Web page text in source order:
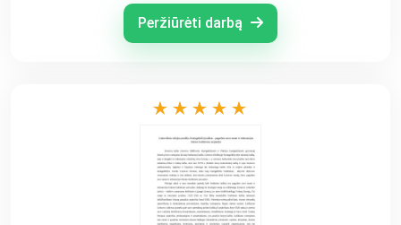
Peržiūrėti darbą